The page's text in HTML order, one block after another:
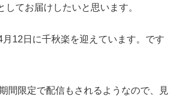
してお届けしたいと思います。
12日に千秋楽を迎えています。です
間限定で配信もされるようなので、見